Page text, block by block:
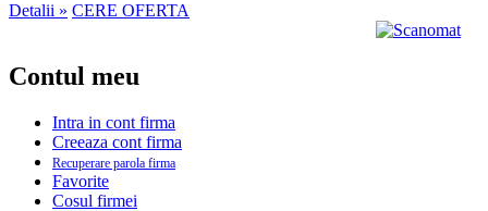
Detalii » CERE OFERTA
Contul meu
Intra in cont firma
Creeaza cont firma
Recuperare parola firma
Favorite
Cosul firmei